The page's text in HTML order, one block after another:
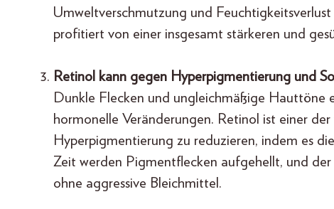
Umweltverschmutzung und
profitiert von einer insgesamt stärkeren und
Retinol kann gegen Hyperpigmentierung und
Dunkle Flecken und ungleichmäßige Hauttöne
hormonelle Veränderungen. Retinol ist einer
Hyperpigmentierung zu reduzieren, indem es
Zeit werden Pigmentflecken aufgehellt, und
ohne aggressive Bleichmittel.